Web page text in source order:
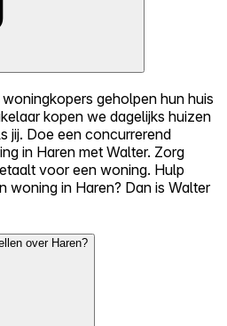
geholpen hun huis
kopen we dagelijks huizen
jij. Doe een concurrerend
in Haren met Walter. Zorg
voor een woning. Hulp
woning in Haren? Dan is Walter
over Haren?